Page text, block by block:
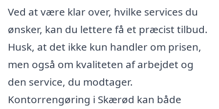
Ved at være klar over, hvilke services du
ønsker, kan du lettere få et præcist tilbud.
Husk, at det ikke kun handler om prisen,
men også om kvaliteten af arbejdet og
den service, du modtager.
Kontorrengøring i Skærød kan både